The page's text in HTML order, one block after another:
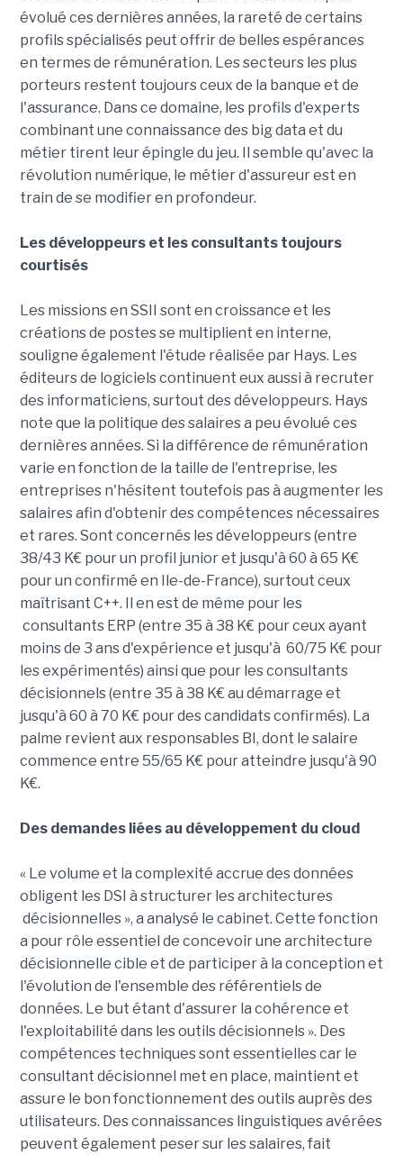
évolué ces dernières années, la rareté de certains
profils spécialisés peut offrir de belles espérances
en termes de rémunération. Les secteurs les plus
porteurs restent toujours ceux de la banque et de
l'assurance. Dans ce domaine, les profils d'experts
combinant une connaissance des big data et du
métier tirent leur épingle du jeu. Il semble qu'avec la
révolution numérique, le métier d'assureur est en
train de se modifier en profondeur.
Les développeurs et les consultants toujours
courtisés
Les missions en SSII sont en croissance et les
créations de postes se multiplient en interne,
souligne également l'étude réalisée par Hays. Les
éditeurs de logiciels continuent eux aussi à recruter
des informaticiens, surtout des développeurs. Hays
note que la politique des salaires a peu évolué ces
dernières années. Si la différence de rémunération
varie en fonction de la taille de l'entreprise, les
entreprises n'hésitent toutefois pas à augmenter les
salaires afin d'obtenir des compétences nécessaires
et rares. Sont concernés les développeurs (entre
38/43 K€ pour un profil junior et jusqu'à 60 à 65 K€
pour un confirmé en Ile-de-France), surtout ceux
maîtrisant C++. Il en est de même pour les
consultants ERP (entre 35 à 38 K€ pour ceux ayant
moins de 3 ans d'expérience et jusqu'à 60/75 K€ pour
les expérimentés) ainsi que pour les consultants
décisionnels (entre 35 à 38 K€ au démarrage et
jusqu'à 60 à 70 K€ pour des candidats confirmés). La
palme revient aux responsables BI, dont le salaire
commence entre 55/65 K€ pour atteindre jusqu'à 90
K€.
Des demandes liées au développement du cloud
« Le volume et la complexité accrue des données
obligent les DSI à structurer les architectures
décisionnelles », a analysé le cabinet. Cette fonction
a pour rôle essentiel de concevoir une architecture
décisionnelle cible et de participer à la conception et
l'évolution de l'ensemble des référentiels de
données. Le but étant d'assurer la cohérence et
l'exploitabilité dans les outils décisionnels ». Des
compétences techniques sont essentielles car le
consultant décisionnel met en place, maintient et
assure le bon fonctionnement des outils auprès des
utilisateurs. Des connaissances linguistiques avérées
peuvent également peser sur les salaires, fait